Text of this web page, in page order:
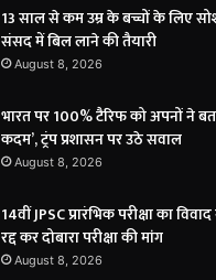
13 साल से कम उम्र के बच्चों के लिए
संसद में बिल लाने की तैयारी
August 8, 2026
भारत पर 100% टैरिफ को अपनों ने
कदम’, ट्रंप प्रशासन पर उठे सवाल
August 8, 2026
14वीं JPSC प्रारंभिक परीक्षा का
रद्द कर दोबारा परीक्षा की मांग
August 8, 2026